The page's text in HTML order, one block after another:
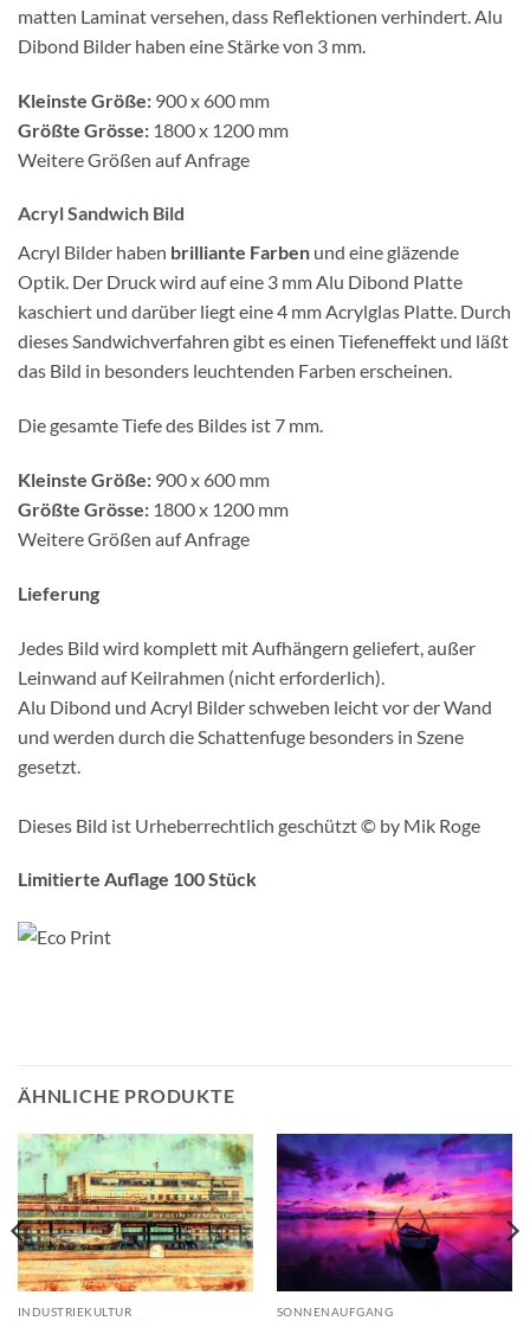
matten Laminat versehen, dass Reflektionen verhindert. Alu
Dibond Bilder haben eine Stärke von 3 mm.
Kleinste Größe: 900 x 600 mm
Größte Grösse: 1800 x 1200 mm
Weitere Größen auf Anfrage
Acryl Sandwich Bild
Acryl Bilder haben brilliante Farben und eine gläzende
Optik. Der Druck wird auf eine 3 mm Alu Dibond Platte
kaschiert und darüber liegt eine 4 mm Acrylglas Platte. Durch
dieses Sandwichverfahren gibt es einen Tiefeneffekt und läßt
das Bild in besonders leuchtenden Farben erscheinen.
Die gesamte Tiefe des Bildes ist 7 mm.
Kleinste Größe: 900 x 600 mm
Größte Grösse: 1800 x 1200 mm
Weitere Größen auf Anfrage
Lieferung
Jedes Bild wird komplett mit Aufhängern geliefert, außer
Leinwand auf Keilrahmen (nicht erforderlich).
Alu Dibond und Acryl Bilder schweben leicht vor der Wand
und werden durch die Schattenfuge besonders in Szene
gesetzt.
Dieses Bild ist Urheberrechtlich geschützt © by Mik Roge
Limitierte Auflage 100 Stück
ÄHNLICHE PRODUKTE
INDUSTRIEKULTUR SONNENAUFGANG